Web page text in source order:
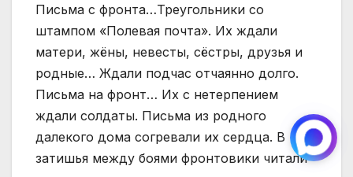
Письма с фронта…Треугольники со
штампом «Полевая почта». Их ждали
матери, жёны, невесты, сёстры, друзья и
родные… Ждали подчас отчаянно долго.
Письма на фронт… Их с нетерпением
ждали солдаты. Письма из родного
далекого дома согревали их сердца. В
затишья между боями фронтовики читали